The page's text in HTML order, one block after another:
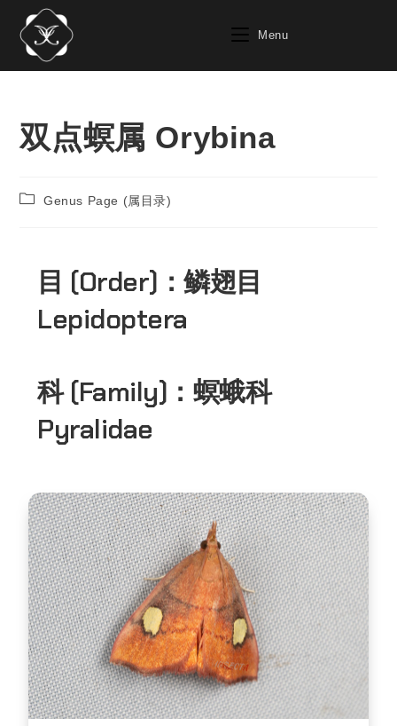
Menu
双点螟属 Orybina
Genus Page (属目录)
目 (Order)：鳞翅目
Lepidoptera
科 (Family)： 螟蛾科
Pyralidae